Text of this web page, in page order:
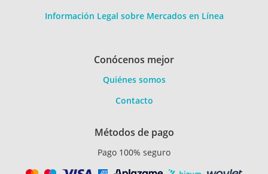
Información Legal sobre Mercados en Línea
Conócenos mejor
Quiénes somos
Contacto
Métodos de pago
Pago 100% seguro